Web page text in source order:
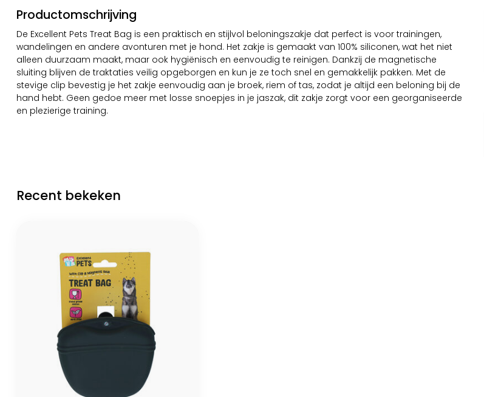
Productomschrijving
De Excellent Pets Treat Bag is een praktisch en stijlvol beloningszakje dat perfect is voor trainingen,
wandelingen en andere avonturen met je hond. Het zakje is gemaakt van 100% siliconen, wat het niet
alleen duurzaam maakt, maar ook hygiënisch en eenvoudig te reinigen. Dankzij de magnetische
sluiting blijven de traktaties veilig opgeborgen en kun je ze toch snel en gemakkelijk pakken. Met de
stevige clip bevestig je het zakje eenvoudig aan je broek, riem of tas, zodat je altijd een beloning bij de
hand hebt. Geen gedoe meer met losse snoepjes in je jaszak, dit zakje zorgt voor een georganiseerde
en plezierige training.
Recent bekeken